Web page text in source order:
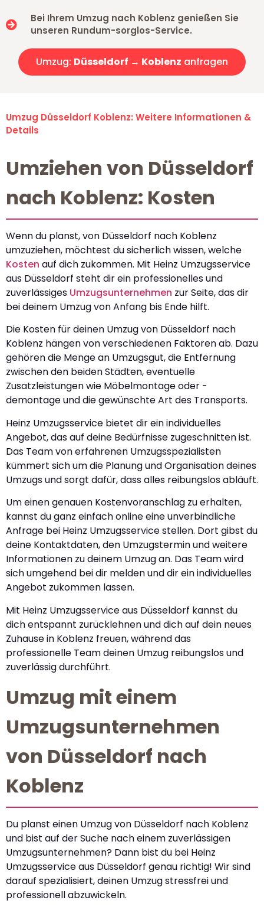
Bei Ihrem Umzug nach Koblenz genießen Sie
unseren Rundum-sorglos-Service.
Umzug: Düsseldorf → Koblenz anfragen
Umzug Düsseldorf Koblenz: Weitere Informationen &
Details
Umziehen von Düsseldorf
nach Koblenz: Kosten
Wenn du planst, von Düsseldorf nach Koblenz
umzuziehen, möchtest du sicherlich wissen, welche
Kosten auf dich zukommen. Mit Heinz Umzugsservice
aus Düsseldorf steht dir ein professionelles und
zuverlässiges Umzugsunternehmen zur Seite, das dir
bei deinem Umzug von Anfang bis Ende hilft.
Die Kosten für deinen Umzug von Düsseldorf nach
Koblenz hängen von verschiedenen Faktoren ab. Dazu
gehören die Menge an Umzugsgut, die Entfernung
zwischen den beiden Städten, eventuelle
Zusatzleistungen wie Möbelmontage oder -
demontage und die gewünschte Art des Transports.
Heinz Umzugsservice bietet dir ein individuelles
Angebot, das auf deine Bedürfnisse zugeschnitten ist.
Das Team von erfahrenen Umzugsspezialisten
kümmert sich um die Planung und Organisation deines
Umzugs und sorgt dafür, dass alles reibungslos abläuft.
Um einen genauen Kostenvoranschlag zu erhalten,
kannst du ganz einfach online eine unverbindliche
Anfrage bei Heinz Umzugsservice stellen. Dort gibst du
deine Kontaktdaten, den Umzugstermin und weitere
Informationen zu deinem Umzug an. Das Team wird
sich umgehend bei dir melden und dir ein individuelles
Angebot zukommen lassen.
Mit Heinz Umzugsservice aus Düsseldorf kannst du
dich entspannt zurücklehnen und dich auf dein neues
Zuhause in Koblenz freuen, während das
professionelle Team deinen Umzug reibungslos und
zuverlässig durchführt.
Umzug mit einem
Umzugsunternehmen
von Düsseldorf nach
Koblenz
Du planst einen Umzug von Düsseldorf nach Koblenz
und bist auf der Suche nach einem zuverlässigen
Umzugsunternehmen? Dann bist du bei Heinz
Umzugsservice aus Düsseldorf genau richtig! Wir sind
darauf spezialisiert, deinen Umzug stressfrei und
professionell abzuwickeln.